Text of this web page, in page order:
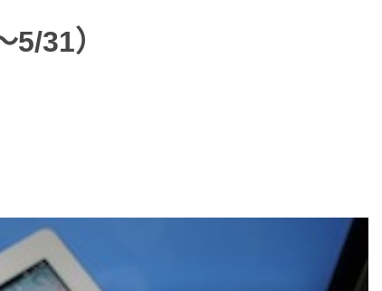
31）